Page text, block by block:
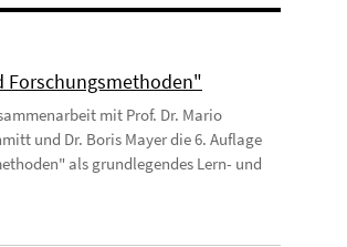
Forschungsmethoden"
mit Prof. Dr. Mario
und Dr. Boris Mayer die 6. Auflage
als grundlegendes Lern- und